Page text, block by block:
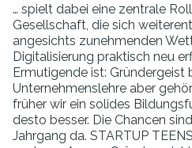
… spielt dabei eine zentrale
Gesellschaft, die sich
angesichts zunehmenden
Digitalisierung praktisch neu
Ermutigende ist: Gründergeist
Unternehmenslehre aber
früher wir ein solides
desto besser. Die Chancen
Jahrgang da. STARTUP